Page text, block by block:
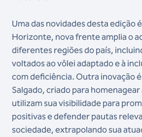
Uma das novidades desta edição
Horizonte, nova frente amplia o
diferentes regiões do país,
voltados ao vôlei adaptado e à
com deficiência. Outra inovação é
Salgado, criado para
utilizam sua visibilidade para
positivas e defender pautas
sociedade, extrapolando sua